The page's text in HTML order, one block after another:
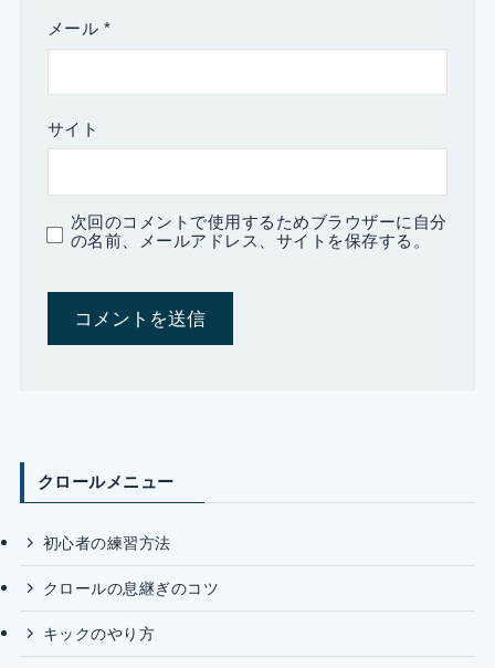
メール *
サイト
次回のコメントで使用するためブラウザーに自分
の名前、メールアドレス、サイトを保存する。
クロールメニュー
初心者の練習方法
クロールの息継ぎのコツ
キックのやり方